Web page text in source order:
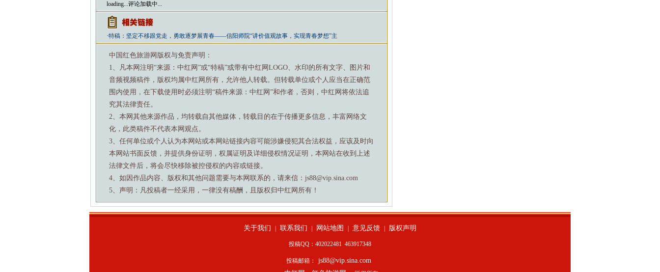
loading...评论加载中...
·特稿：坚定不移跟党走，勇敢逐梦展青春——信阳师院“讲价值观故事，实现青春梦想”主
中国红色旅游网版权与免责声明：
1、凡本网注明“来源：中红网”或“特稿”或带有中红网LOGO、水印的所有文字、图片和
音频视频稿件，版权均属中红网所有，允许他人转载。但转载单位或个人应当在正确范
围内使用，在下载使用时必须注明“稿件来源：中红网”和作者，否则，中红网将依法追
究其法律责任。
2、本网其他来源作品，均转载自其他媒体，转载目的在于传播更多信息，丰富网络文
化，此类稿件不代表本网观点。
3、任何单位或个人认为本网站或本网站链接内容可能涉嫌侵犯其合法权益，应该及时向
本网站书面反馈，并提供身份证明，权属证明及详细侵权情况证明，本网站在收到上述
法律文件后，将会尽快移除被控侵权的内容或链接。
4、如因作品内容、版权和其他问题需要与本网联系的，请来信：js88@vip.sina.com
5、声明：凡投稿者一经采用，一律没有稿酬，且版权归中红网所有！
关于我们 联系我们 网站地图 意见反馈 版权声明
投稿QQ：402022481 463917348
投稿邮箱：
js88@vip.sina.com